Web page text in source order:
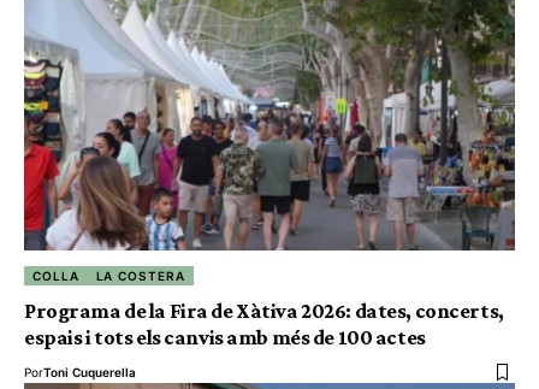
COLLA LA COSTERA
Programa de la Fira de Xàtiva 2026: dates, concerts,
espais i tots els canvis amb més de 100 actes
PorToni Cuquerella